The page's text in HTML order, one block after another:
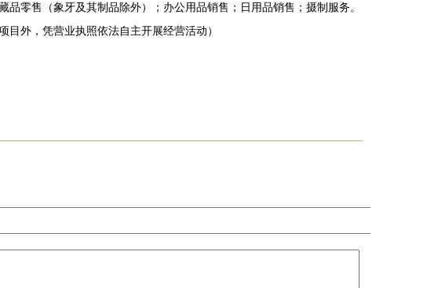
品零售（象牙及其制品除外）；办公用品销售；日用品销售；摄制服务。
目外，凭营业执照依法自主开展经营活动）